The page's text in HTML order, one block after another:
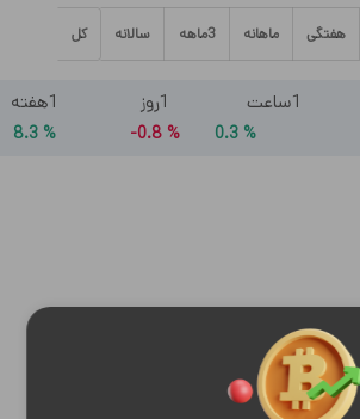
هفتگی ماهانه 3ماهه سالانه کل
1ساعت
%
1روز
%
0.8-
1هفته
%